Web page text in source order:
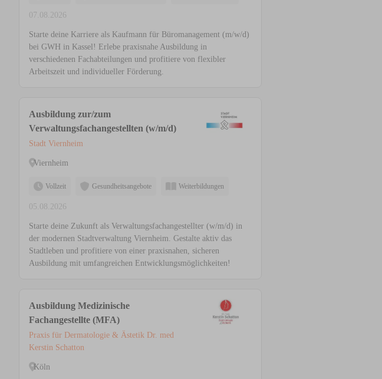
07.08.2026
Starte deine Karriere als Kaufmann für Büromanagement (m/w/d)
bei GWH in Kassel! Erlebe praxisnahe Ausbildung in
verschiedenen Fachabteilungen und profitiere von flexibler
Arbeitszeit und individueller Förderung.
Ausbildung zur/zum
Verwaltungsfachangestellten (w/m/d)
Stadt Viernheim
Viernheim
Vollzeit Gesundheitsangebote Weiterbildungen
05.08.2026
Starte deine Zukunft als Verwaltungsfachangestellter (w/m/d) in
der modernen Stadtverwaltung Viernheim. Gestalte aktiv das
Stadtleben und profitiere von einer praxisnahen, sicheren
Ausbildung mit umfangreichen Entwicklungsmöglichkeiten!
Ausbildung Medizinische
Fachangestellte (MFA)
Praxis für Dermatologie & Ästetik Dr. med
Kerstin Schatton
Köln